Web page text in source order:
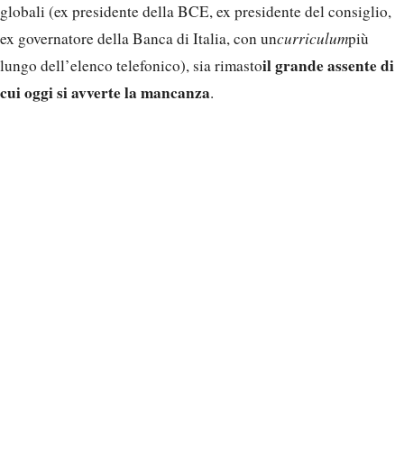
globali (ex presidente della BCE, ex presidente del consiglio,
ex governatore della Banca di Italia, con uncurriculumpiù
lungo dell’elenco telefonico), sia rimastoil grande assente di
cui oggi si avverte la mancanza.